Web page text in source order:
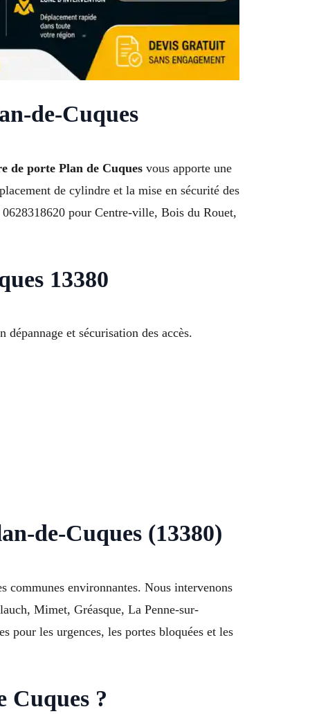
de-Cuques
de porte Plan de Cuques vous apporte une
de cylindre et la mise en sécurité des
pour Centre-ville, Bois du Rouet,
13380
et sécurisation des accès.
de-Cuques (13380)
communes environnantes. Nous intervenons
Mimet, Gréasque, La Penne-sur-
pour les urgences, les portes bloquées et les
Cuques ?